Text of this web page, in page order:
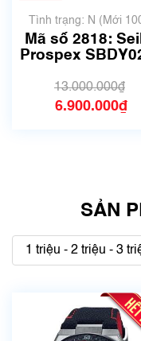
Tình trạng: N (Mới
chưa qua sử dụng)
Mã số 2818:
Prospex
13.000.000₫
6.900.000₫
SẢN
1 triệu - 2 triệu - 3